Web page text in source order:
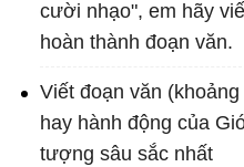
cười nhạo", em hãy
hoàn thành đoạn văn.
Viết đoạn văn
hay hành động của
tượng sâu sắc nhất